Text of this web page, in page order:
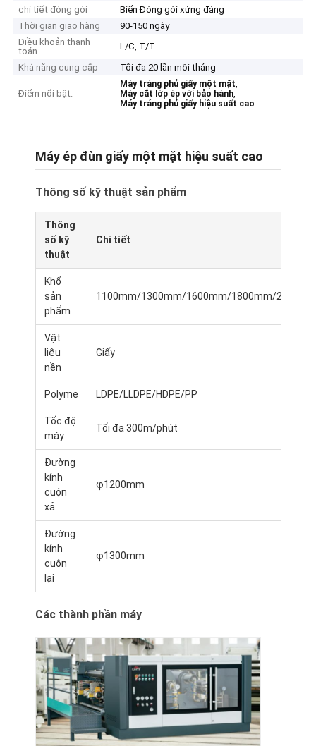
chi tiết đóng gói
Biển Đóng gói xứng đáng
Thời gian giao hàng
90-150 ngày
Điều khoản thanh
toán
L/C, T/T.
Khả năng cung cấp
Tối đa 20 lần mỗi tháng
Điểm nổi bật:
Máy tráng phủ giấy một mặt,
Máy cắt lớp ép với bảo hành,
Máy tráng phủ giấy hiệu suất cao
Máy ép đùn giấy một mặt hiệu suất cao
Thông số kỹ thuật sản phẩm
Thông
số kỹ
thuật
Chi tiết
Khổ
sản
phẩm
1100mm/1300mm/1600mm/1800mm/
Vật
liệu
nền
Giấy
Polyme LDPE/LLDPE/HDPE/PP
Tốc độ
máy
Tối đa 300m/phút
Đường
kính
cuộn
xả
φ1200mm
Đường
kính
cuộn
lại
φ1300mm
Các thành phần máy